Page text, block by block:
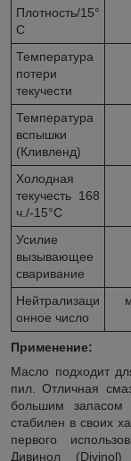
Плотность/15°
С
Температура
потери
текучести
Температура
вспышки
(Кливленд)
Холодная
текучесть 168
ч./-15°С
Усилие
вызывающее
сваривание
Нейтрализаци
онное число
Применение:
Масло подходит
пил. Отличная
большим запасом
стабилен в своих
первого
Дивинол